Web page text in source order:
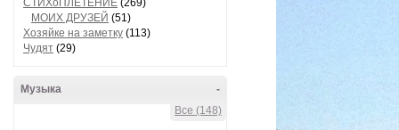
СТИХоПЛЕТЕНИЕ (269)
МОИХ ДРУЗЕЙ (51)
Хозяйке на заметку (113)
Чудят (29)
-
Музыка
Все (148)